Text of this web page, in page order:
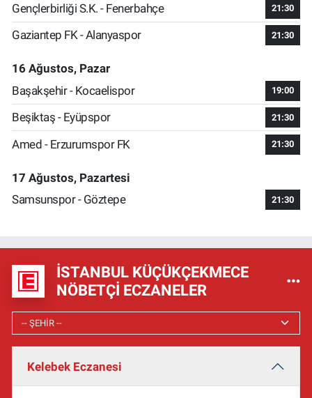
Gençlerbirliği S.K. - Fenerbahçe 21:30
Gaziantep FK - Alanyaspor 21:30
16 Ağustos, Pazar
Başakşehir - Kocaelispor
19:00
Beşiktaş - Eyüpspor 21:30
Amed - Erzurumspor FK 21:30
17 Ağustos, Pazartesi
Samsunspor - Göztepe
21:30
İSTANBUL KÜÇÜKÇEKMECE
NÖBETÇI ECZANELER
Kelebek Eczanesi